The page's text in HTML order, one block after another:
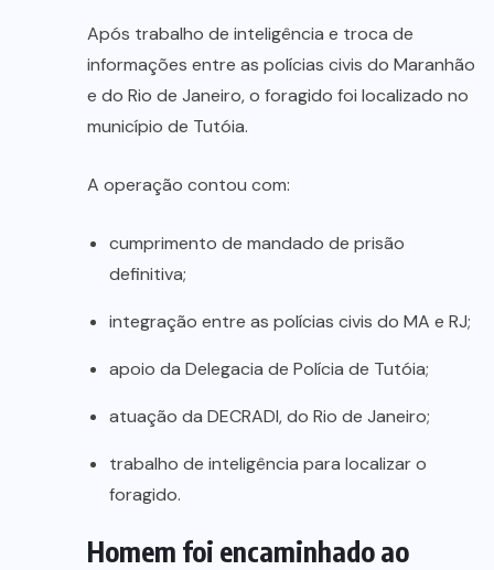
Após trabalho de inteligência e troca de
informações entre as polícias civis do Maranhão
e do Rio de Janeiro, o foragido foi localizado no
município de Tutóia.
A operação contou com:
cumprimento de mandado de prisão
definitiva;
integração entre as polícias civis do MA e RJ;
apoio da Delegacia de Polícia de Tutóia;
atuação da DECRADI, do Rio de Janeiro;
trabalho de inteligência para localizar o
foragido.
Homem foi encaminhado ao